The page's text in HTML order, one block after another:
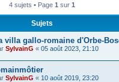
4 sujets • Page 1 sur 1
Sujets
villa gallo-romaine d'Orbe-
SylvainG « 05 août 2023, 21:10
SylvainG « 10 août 2019, 23:20